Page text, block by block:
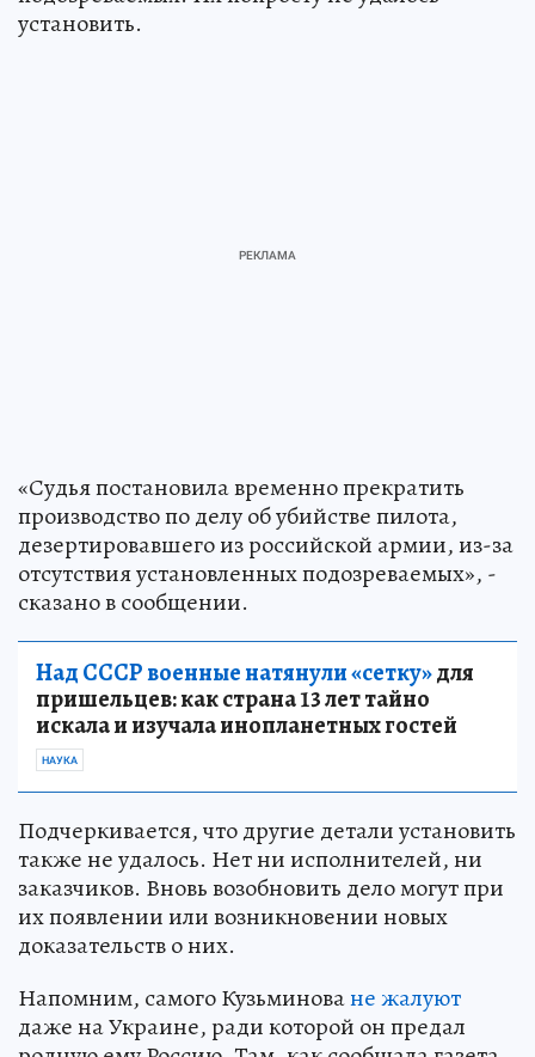
установить.
«Судья постановила временно прекратить
производство по делу об убийстве пилота,
дезертировавшего из российской армии, из-за
отсутствия установленных подозреваемых», -
сказано в сообщении.
Над СССР военные натянули «сетку»для
пришельцев: как страна 13 лет тайно
искала и изучала инопланетных гостей
НАУКА
Подчеркивается, что другие детали установить
также не удалось. Нет ни исполнителей, ни
заказчиков. Вновь возобновить дело могут при
их появлении или возникновении новых
доказательств о них.
Напомним, самого Кузьминоване жалуют
даже на Украине, ради которой он предал